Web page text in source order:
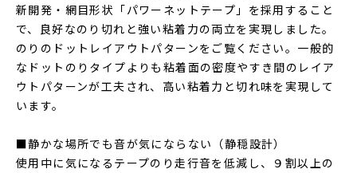
新開発・網目形状「パワーネットテープ」を採用すること
で、良好なのり切れと強い粘着力の両立を実現しました。
のりのドットレイアウトパターンをご覧ください。一般的
なドットのりタイプよりも粘着面の密度やすき間のレイア
ウトパターンが工夫され、高い粘着力と切れ味を実現して
います。
■静かな場所でも音が気にならない（静穏設計）
使用中に気になるテープのり走行音を低減し、９割以上の